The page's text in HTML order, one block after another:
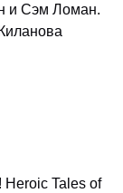
и Сэм Ломан.
Heroic Tales of